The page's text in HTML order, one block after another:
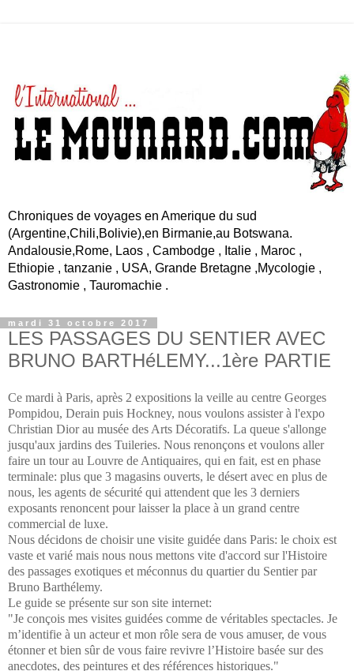
Chroniques de voyages en Amerique du sud
(Argentine,Chili,Bolivie),en Birmanie,au Botswana.
Andalousie,Rome, Laos , Cambodge , Italie , Maroc ,
Ethiopie , tanzanie , USA, Grande Bretagne ,Mycologie ,
Gastronomie , Tauromachie .
mardi 31 octobre 2017
LES PASSAGES DU SENTIER AVEC
BRUNO BARTHéLEMY...1ère PARTIE
Ce mardi à Paris, après 2 expositions la veille au centre Georges
Pompidou, Derain puis Hockney, nous voulons assister à l'expo
Christian Dior au musée des Arts Décoratifs. La queue s'allonge
jusqu'aux jardins des Tuileries. Nous renonçons et voulons aller
faire un tour au Louvre de Antiquaires, qui en fait, est en phase
terminale: plus que 3 magasins ouverts, le désert avec en plus de
nous, les agents de sécurité qui attendent que les 3 derniers
exposants renoncent pour laisser la place à un grand centre
commercial de luxe.
Nous décidons de choisir une visite guidée dans Paris: le choix est
vaste et varié mais nous nous mettons vite d'accord sur l'Histoire
des passages exotiques et méconnus du quartier du Sentier par
Bruno Barthélemy.
Le guide se présente sur son site internet:
"Je conçois mes visites guidées comme de véritables spectacles. Je
m’identifie à un acteur et mon rôle sera de vous amuser, de vous
étonner et bien sûr de vous faire revivre l’Histoire basée sur des
anecdotes, des peintures et des références historiques."